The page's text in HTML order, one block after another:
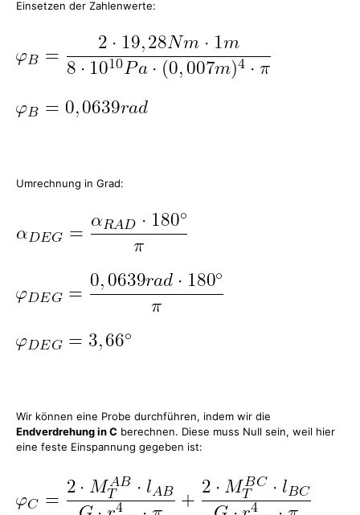
Einsetzen der Zahlenwerte:
Umrechnung in Grad:
Wir können eine Probe durchführen, indem wir die
Endverdrehung in C berechnen. Diese muss Null sein, weil hier
eine feste Einspannung gegeben ist: